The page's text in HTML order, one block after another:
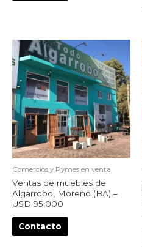
Comercios y Pymes en venta
Ventas de muebles de
Algarrobo, Moreno (BA) –
USD 95.000
Contacto